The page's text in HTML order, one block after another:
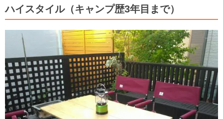
ハイスタイル（キャンプ歴3年目まで）